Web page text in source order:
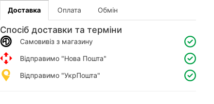
Доставка Оплата Обмін
Спосіб доставки та терміни
Самовивіз з магазину
Відправимо "Нова Пошта"
Відправимо "УкрПошта"